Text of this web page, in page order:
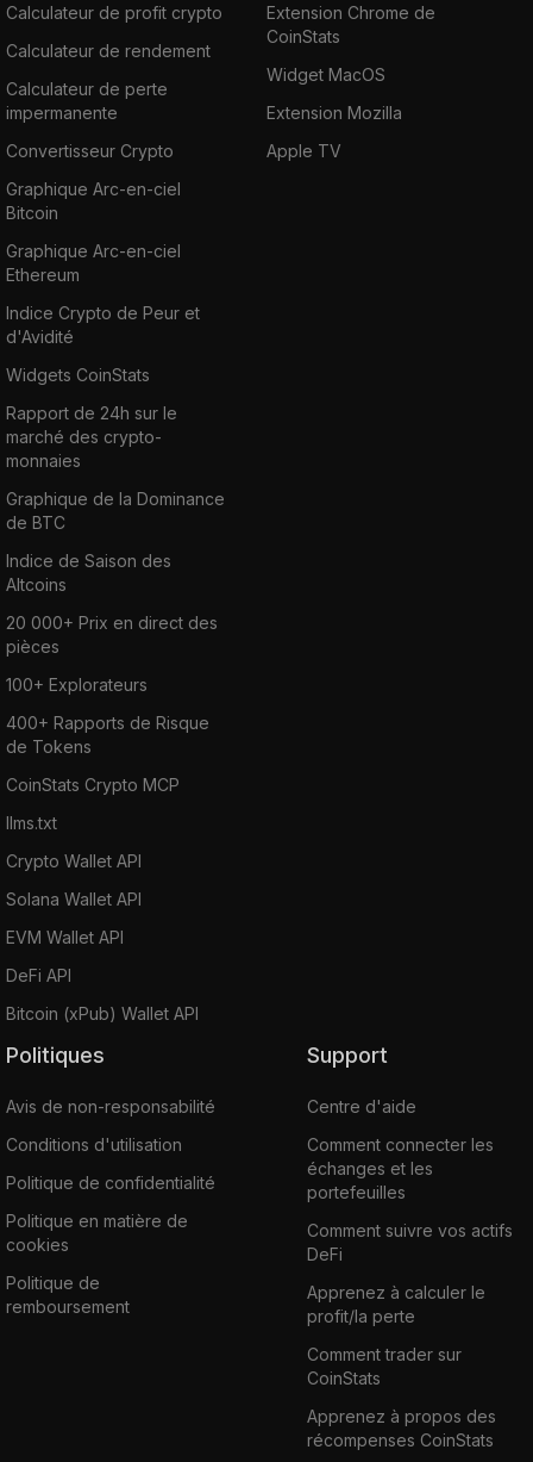
Calculateur de profit crypto
Calculateur de rendement
Calculateur de perte
impermanente
Convertisseur Crypto
Graphique Arc-en-ciel
Bitcoin
Graphique Arc-en-ciel
Ethereum
Indice Crypto de Peur et
d'Avidité
Widgets CoinStats
Rapport de 24h sur le
marché des crypto-
monnaies
Graphique de la Dominance
de BTC
Indice de Saison des
Altcoins
20 000+ Prix en direct des
pièces
100+ Explorateurs
400+ Rapports de Risque
de Tokens
CoinStats Crypto MCP
llms.txt
Crypto Wallet API
Solana Wallet API
EVM Wallet API
DeFi API
Bitcoin (xPub) Wallet API
Extension Chrome de
CoinStats
Widget MacOS
Extension Mozilla
Apple TV
Politiques
Avis de non-responsabilité
Conditions d'utilisation
Politique de confidentialité
Politique en matière de
cookies
Politique de
remboursement
Support
Centre d'aide
Comment connecter les
échanges et les
portefeuilles
Comment suivre vos actifs
DeFi
Apprenez à calculer le
profit/la perte
Comment trader sur
CoinStats
Apprenez à propos des
récompenses CoinStats